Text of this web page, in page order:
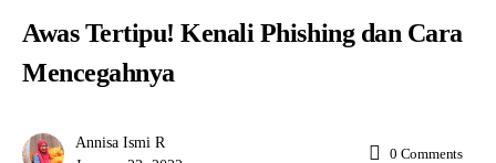
Awas Tertipu! Kenali Phishing dan Cara
Mencegahnya
Annisa Ismi R
0 Comments